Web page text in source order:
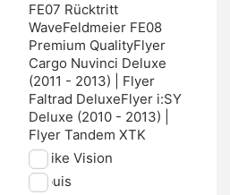
FE07 Rücktritt
WaveFeldmeier FE08
Premium QualityFlyer
Cargo Nuvinci Deluxe
(2011 - 2013) | Flyer
Faltrad DeluxeFlyer i:SY
Deluxe (2010 - 2013) |
Flyer Tandem XTK
E-bike Vision
Zitbuis